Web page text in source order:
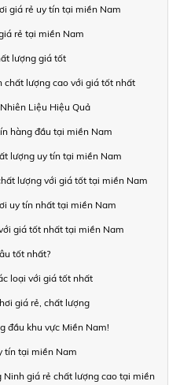
giá rẻ uy tín tại miền Nam
rẻ tại miền Nam
lượng giá tốt
chất lượng cao với giá tốt nhất
Liệu Hiệu Quả
hàng đầu tại miền Nam
lượng uy tín tại miền Nam
lượng với giá tốt tại miền Nam
uy tín nhất tại miền Nam
giá tốt nhất tại miền Nam
tốt nhất?
loại với giá tốt nhất
giá rẻ, chất lượng
đầu khu vực Miền Nam!
tín tại miền Nam
Ninh giá rẻ chất lượng cao tại miền